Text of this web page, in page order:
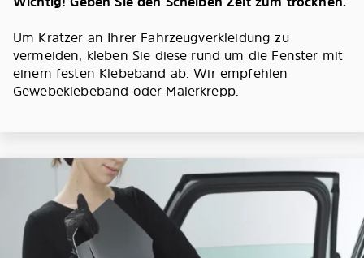
Um Kratzer an Ihrer Fahrzeugverkleidung zu
vermeiden, kleben Sie diese rund um die Fenster mit
einem festen Klebeband ab. Wir empfehlen
Gewebeklebeband oder Malerkrepp.